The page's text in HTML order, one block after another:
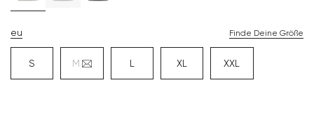
eu Finde Deine Größe
S M L XL XXL